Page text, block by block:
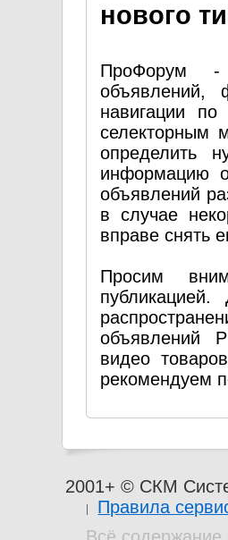
нового
ПроФорум -
объявлений,
навигации по
селекторным
определить
информацию
объявлений
в случае
вправе снять
Просим
объявлений
видео
рекомендуем
2001+ © СКМ
Правила